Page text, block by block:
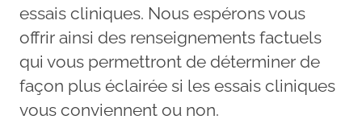
essais cliniques. Nous espérons vous
offrir ainsi des renseignements factuels
qui vous permettront de déterminer de
façon plus éclairée si les essais cliniques
vous conviennent ou non.